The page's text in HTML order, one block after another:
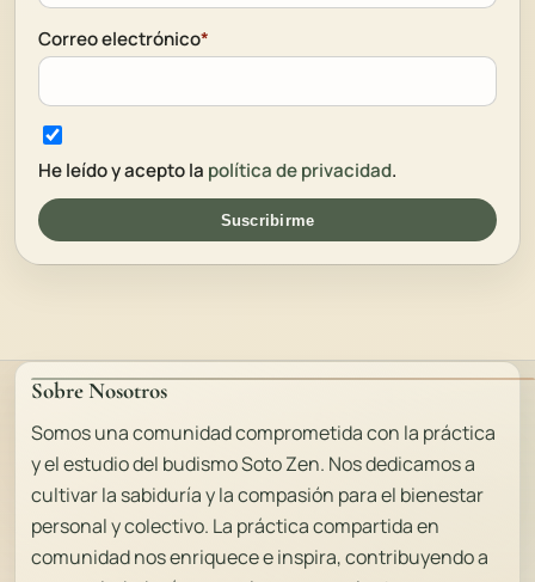
Correo electrónico*
He leído y acepto la política de privacidad.
Suscribirme
Sobre Nosotros
Somos una comunidad comprometida con la práctica
y el estudio del budismo Soto Zen. Nos dedicamos a
cultivar la sabiduría y la compasión para el bienestar
personal y colectivo. La práctica compartida en
comunidad nos enriquece e inspira, contribuyendo a